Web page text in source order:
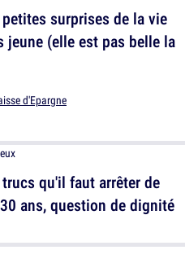
surprises de la vie
jeune (elle est pas belle la
d'Epargne
qu'il faut arrêter de
ans, question de dignité